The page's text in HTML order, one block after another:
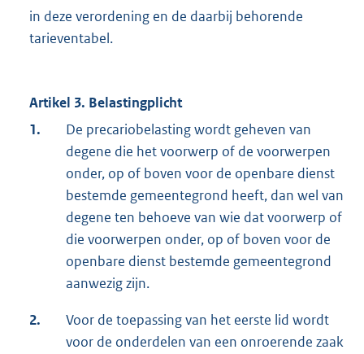
in deze verordening en de daarbij behorende
tarieventabel.
Artikel 3. Belastingplicht
1.
De precariobelasting wordt geheven van
degene die het voorwerp of de voorwerpen
onder, op of boven voor de openbare dienst
bestemde gemeentegrond heeft, dan wel van
degene ten behoeve van wie dat voorwerp of
die voorwerpen onder, op of boven voor de
openbare dienst bestemde gemeentegrond
aanwezig zijn.
2.
Voor de toepassing van het eerste lid wordt
voor de onderdelen van een onroerende zaak